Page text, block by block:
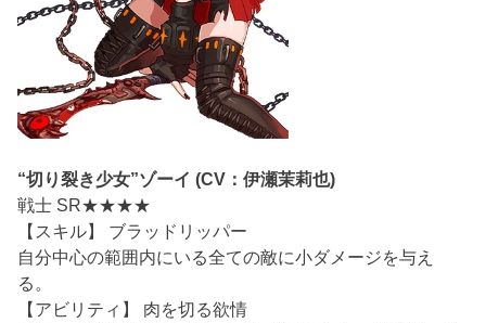
“切り裂き少女”ゾーイ (CV：伊瀬茉莉也)
戦士 SR★★★★
【スキル】 ブラッドリッパー
自分中心の範囲内にいる全ての敵に小ダメージを与え
る。
【アビリティ】 肉を切る欲情